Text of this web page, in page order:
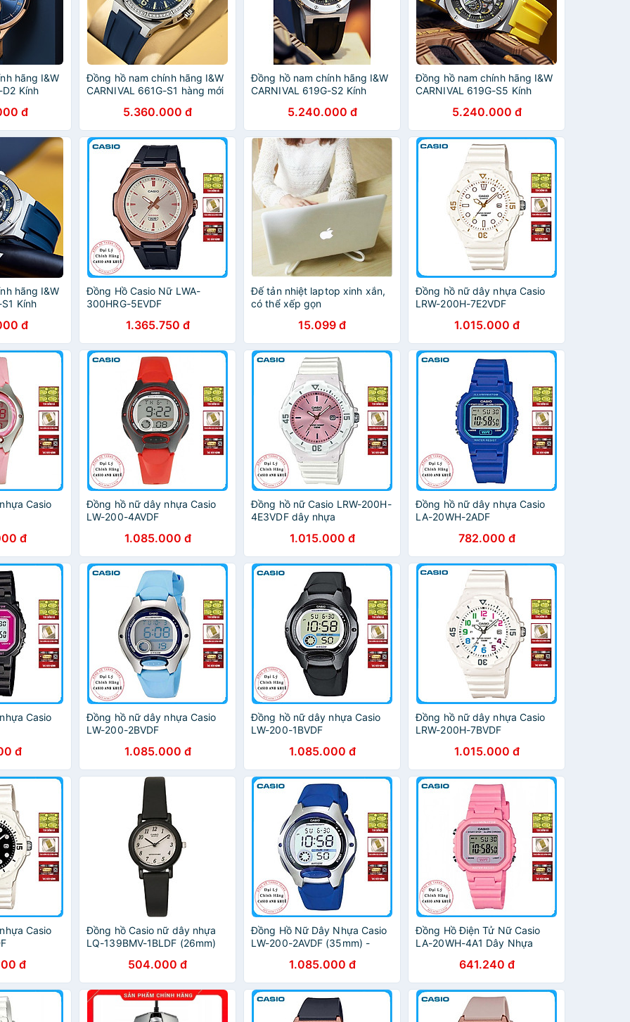
hãng I&W
D2 Kính
dài
lộ cơ thể
đ
Đồng hồ nam chính hãng I&W
CARNIVAL 661G-S1 hàng mới
xước,Chống nước ,Bảo hành
chính hãng,Máy cơ
(Automatic),Dây cao su cao
cấp,thiết kế thể thao
5.360.000 đ
Đồng hồ nam chính hãng I&W
CARNIVAL 619G-S2 Kính
nước 50m ,Bảo hành chính
hãng,Máy cơ (Automatic),Dây
cao su cao cấp,thiết kế lộ cơ
thể thao
5.240.000 đ
Đồng hồ nam chính hãng I&W
CARNIVAL 619G-S5 Kính
nước 50m ,Bảo hành chính
hãng,Máy cơ (Automatic),Dây
cao su cao cấp,thiết kế lộ cơ
5.240.000 đ
hãng I&W
Kính
chính
kế lộ cơ
đ
Đồng Hồ Casio Nữ LWA-
300HRG-5EVDF
1.365.750 đ
Đế tản nhiệt laptop xinh xắn,
có thể xếp gọn
15.099 đ
Đồng hồ nữ dây nhựa Casio
LRW-200H-7E2VDF
1.015.000 đ
Casio
đ
Đồng hồ nữ dây nhựa Casio
LW-200-4AVDF
1.085.000 đ
Đồng hồ nữ Casio LRW-200H-
4E3VDF dây nhựa
1.015.000 đ
Đồng hồ nữ dây nhựa Casio
LA-20WH-2ADF
782.000 đ
Casio
đ
Đồng hồ nữ dây nhựa Casio
LW-200-2BVDF
1.085.000 đ
Đồng hồ nữ dây nhựa Casio
LW-200-1BVDF
1.085.000 đ
Đồng hồ nữ dây nhựa Casio
LRW-200H-7BVDF
1.015.000 đ
Casio
đ
Đồng hồ Casio nữ dây nhựa
LQ-139BMV-1BLDF (26mm)
504.000 đ
Đồng Hồ Nữ Dây Nhựa Casio
LW-200-2AVDF (35mm) -
1.085.000 đ
Đồng Hồ Điện Tử Nữ Casio
LA-20WH-4A1 Dây Nhựa
641.240 đ